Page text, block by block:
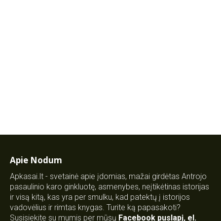
Apie Nodum
Apkasai.lt - svetainė apie įdomias, mažai girdėtas Antrojo
pasaulinio karo ginkluotę, asmenybes, neįtikėtinas istorijas
ir visą kitą, kas yra per smulku, kad patektų į istorijos
vadovėlius ir rimtas knygas. Turite ką papasakoti?
Susisiekite su mumis per mūsų Facebook puslapį, el.